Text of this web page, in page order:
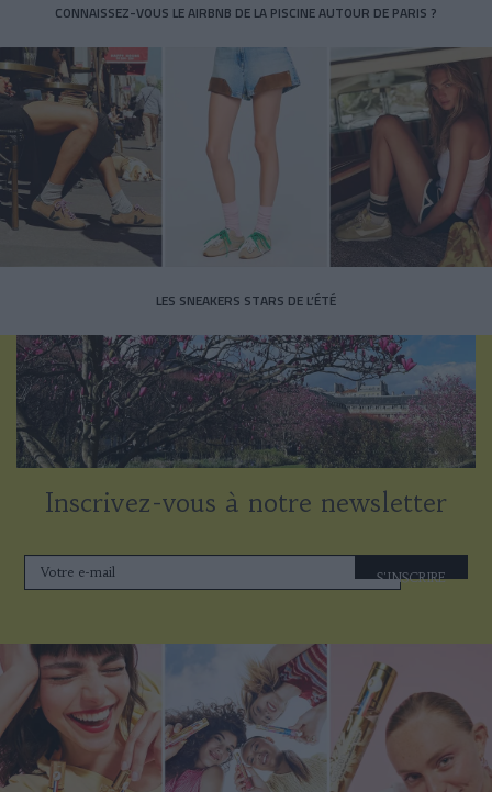
CONNAISSEZ-VOUS LE AIRBNB DE LA PISCINE AUTOUR DE PARIS ?
LES SNEAKERS STARS DE L’ÉTÉ
Inscrivez-vous à notre newsletter
S'INSCRIRE